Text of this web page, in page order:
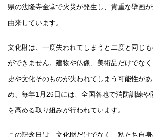
県の法隆寺金堂で火災が発生し、貴重な壁画
由来しています。
文化財は、一度失われてしまうと二度と同じ
ができません。建物や仏像、美術品だけでな
史や文化そのものが失われてしまう可能性が
め、毎年1月26日には、全国各地で消防訓練や
を高める取り組みが行われています。
この記念日は、文化財だけでなく、私たち自